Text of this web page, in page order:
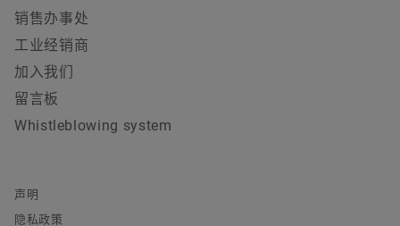
销售办事处
工业经销商
加入我们
留言板
Whistleblowing system
声明
隐私政策